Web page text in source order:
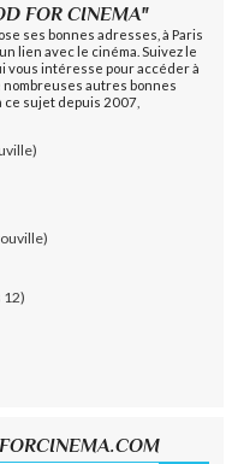
FOR CINEMA"
ses bonnes adresses, à Paris
lien avec le cinéma. Suivez le
vous intéresse pour accéder à
autres bonnes
ce sujet depuis 2007,
12)